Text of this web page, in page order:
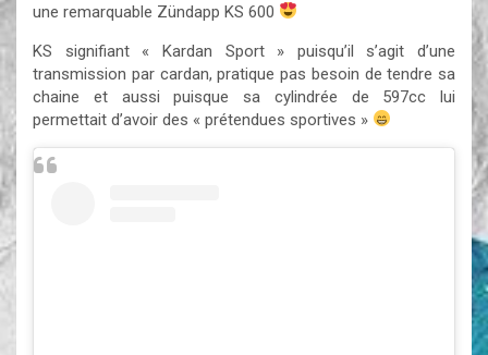
une remarquable Zündapp KS 600
KS signifiant « Kardan Sport » puisqu’il s’agit d’une
transmission par cardan, pratique pas besoin de tendre sa
chaine et aussi puisque sa cylindrée de 597cc lui
permettait d’avoir des « prétendues sportives »